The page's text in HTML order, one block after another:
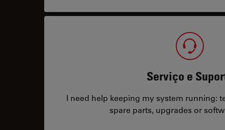
Serviço e
I need help keeping my system running:
spare parts, upgrades or